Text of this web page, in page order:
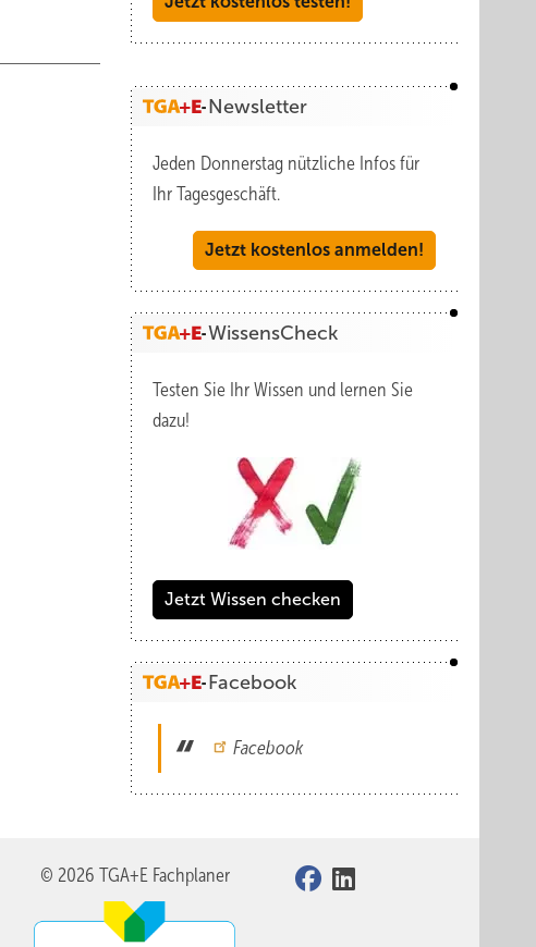
Newsletter
Jeden Donnerstag nützliche Infos für
Ihr Tagesgeschäft.
Jetzt kostenlos anmelden!
WissensCheck
Testen Sie Ihr Wissen und lernen Sie
dazu!
Jetzt Wissen checken
Facebook
Facebook
© 2026 TGA+E Fachplaner